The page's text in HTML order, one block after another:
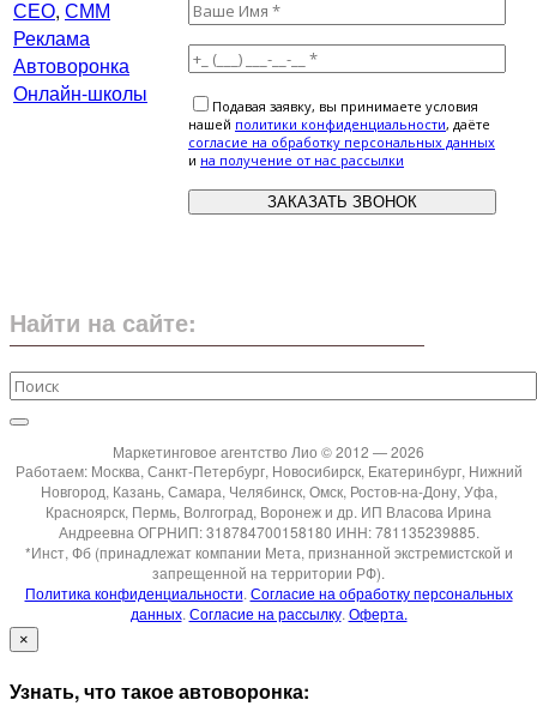
СЕО, СММ
Реклама
Автоворонка
Онлайн-школы
Подавая заявку, вы принимаете условия
нашей политики конфиденциальности, даёте
cогласие на обработку персональных данных
и на получение от нас рассылки
Найти на сайте:
Маркетинговое агентство Лио © 2012 — 2026
Работаем: Москва, Санкт-Петербург, Новосибирск, Екатеринбург, Нижний
Новгород, Казань, Самара, Челябинск, Омск, Ростов-на-Дону, Уфа,
Красноярск, Пермь, Волгоград, Воронеж и др. ИП Власова Ирина
Андреевна ОГРНИП: 318784700158180 ИНН: 781135239885.
*Инст, Фб (принадлежат компании Мета, признанной экстремистской и
запрещенной на территории РФ).
Политика конфиденциальности. Согласие на обработку персональных
данных. Согласие на рассылку. Оферта.
×
Узнать, что такое автоворонка: